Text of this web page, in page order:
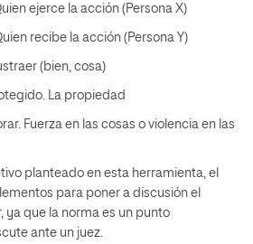
ejerce la acción (Persona X)
recibe la acción (Persona Y)
(bien, cosa)
La propiedad
Fuerza en las cosas o violencia en las
planteado en esta herramienta, el
para poner a discusión el
ya que la norma es un punto
ante un juez.